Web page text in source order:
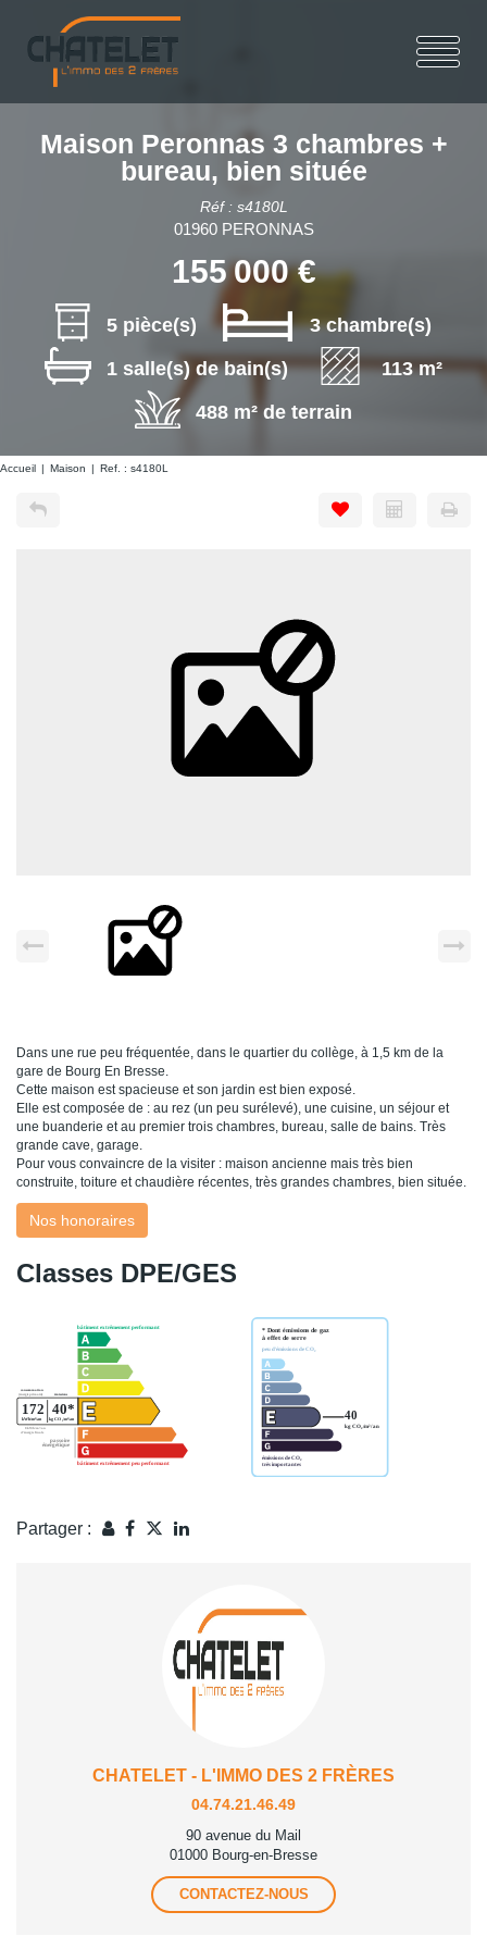
Maison Peronnas 3 chambres +
bureau, bien située
Réf : s4180L
01960 PERONNAS
155 000 €
5 pièce(s)
3 chambre(s)
1 salle(s) de bain(s)
113 m²
488 m² de terrain
Accueil Maison Ref. : s4180L
Dans une rue peu fréquentée, dans le quartier du collège, à 1,5 km de la
gare de Bourg En Bresse.
Cette maison est spacieuse et son jardin est bien exposé.
Elle est composée de : au rez (un peu surélevé), une cuisine, un séjour et
une buanderie et au premier trois chambres, bureau, salle de bains. Très
grande cave, garage.
Pour vous convaincre de la visiter : maison ancienne mais très bien
construite, toiture et chaudière récentes, très grandes chambres, bien située.
Nos honoraires
Classes DPE/GES
Partager :
CHATELET - L'IMMO DES 2 FRÈRES
04.74.21.46.49
90 avenue du Mail
01000 Bourg-en-Bresse
CONTACTEZ-NOUS